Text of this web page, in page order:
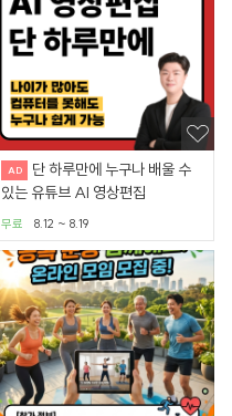
단 하루만에 누구나 배울 수
있는 유튜브 AI 영상편집
8.12 ~ 8.19
무료